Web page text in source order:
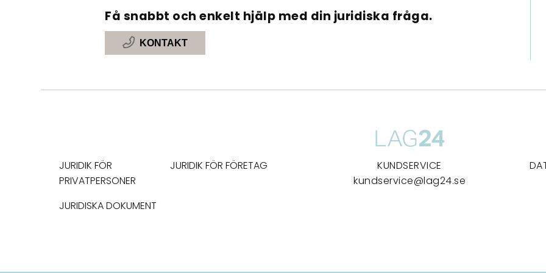
Få snabbt och enkelt hjälp med din juridiska fråga.
KONTAKT
JURIDIK FÖR
PRIVATPERSONER
JURIDIK FÖR FÖRETAG
JURIDISKA DOKUMENT
KUNDSERVICE
kundservice@lag24.se